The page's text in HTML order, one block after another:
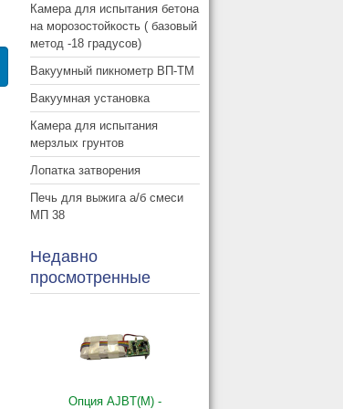
Камера для испытания бетона
на морозостойкость ( базовый
метод -18 градусов)
Вакуумный пикнометр ВП-ТМ
Вакуумная установка
Камера для испытания
мерзлых грунтов
Лопатка затворения
Печь для выжига а/б смеси
МП 38
Недавно
просмотренные
Опция AJBT(M) -